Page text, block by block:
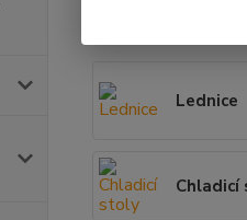
Lednice
Chladicí